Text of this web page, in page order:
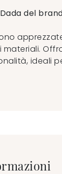
del
ideali